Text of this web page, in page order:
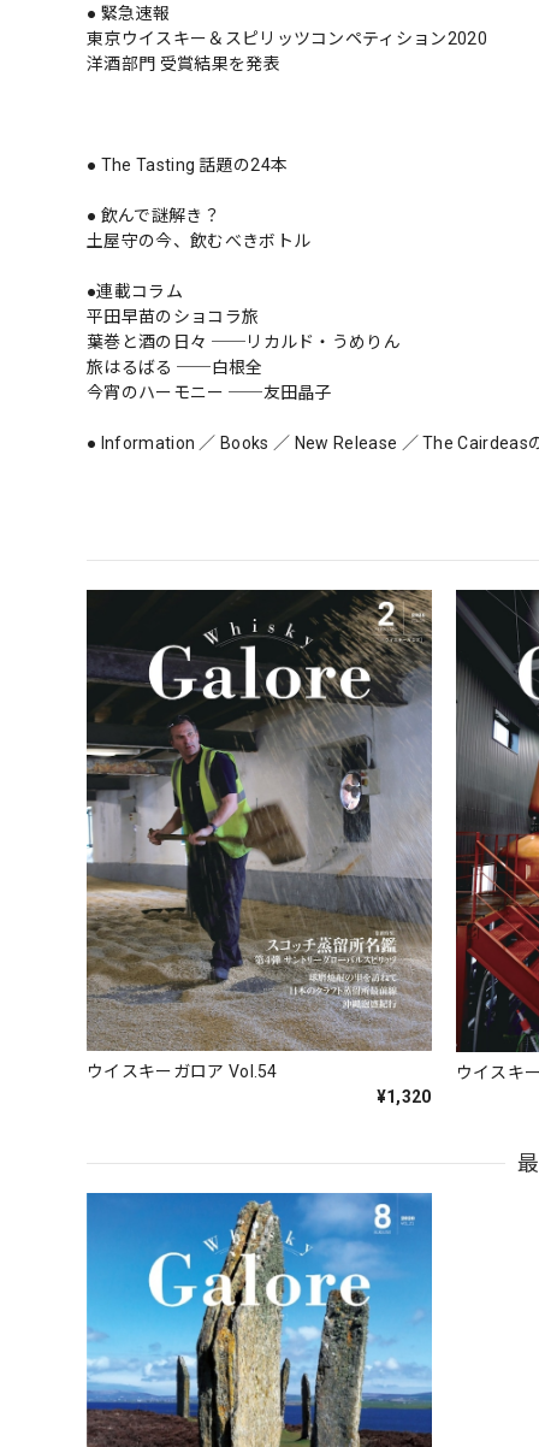
● 緊急速報
東京ウイスキー＆スピリッツコンペティション2020
洋酒部門 受賞結果を発表
● The Tasting 話題の24本
● 飲んで謎解き？
土屋守の今、飲むべきボトル
●連載コラム
平田早苗のショコラ旅
葉巻と酒の日々 ──リカルド・うめりん
旅はるばる ──白根全
今宵のハーモニー ──友田晶子
● Information ／ Books ／ New Release ／ The Cairdeas
ウイスキーガロア Vol.54
¥1,320
ウイスキ